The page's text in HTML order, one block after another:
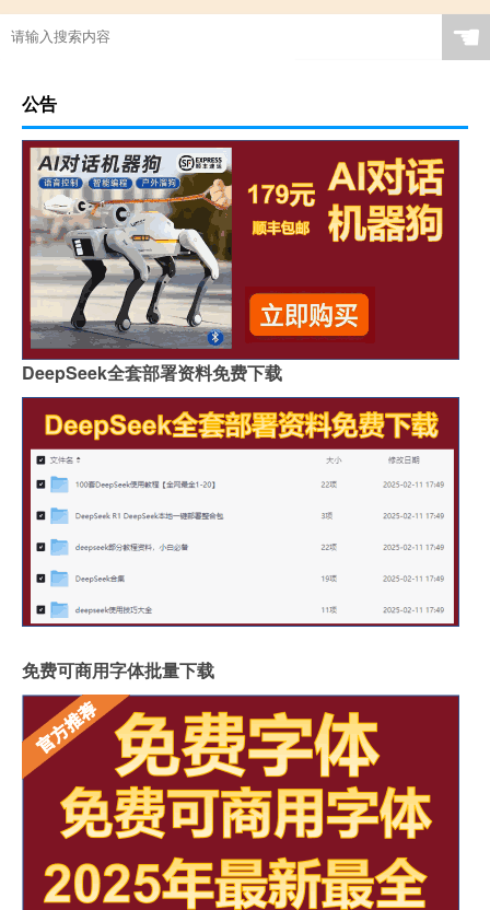
☚
公告
DeepSeek全套部署资料免费下载
免费可商用字体批量下载